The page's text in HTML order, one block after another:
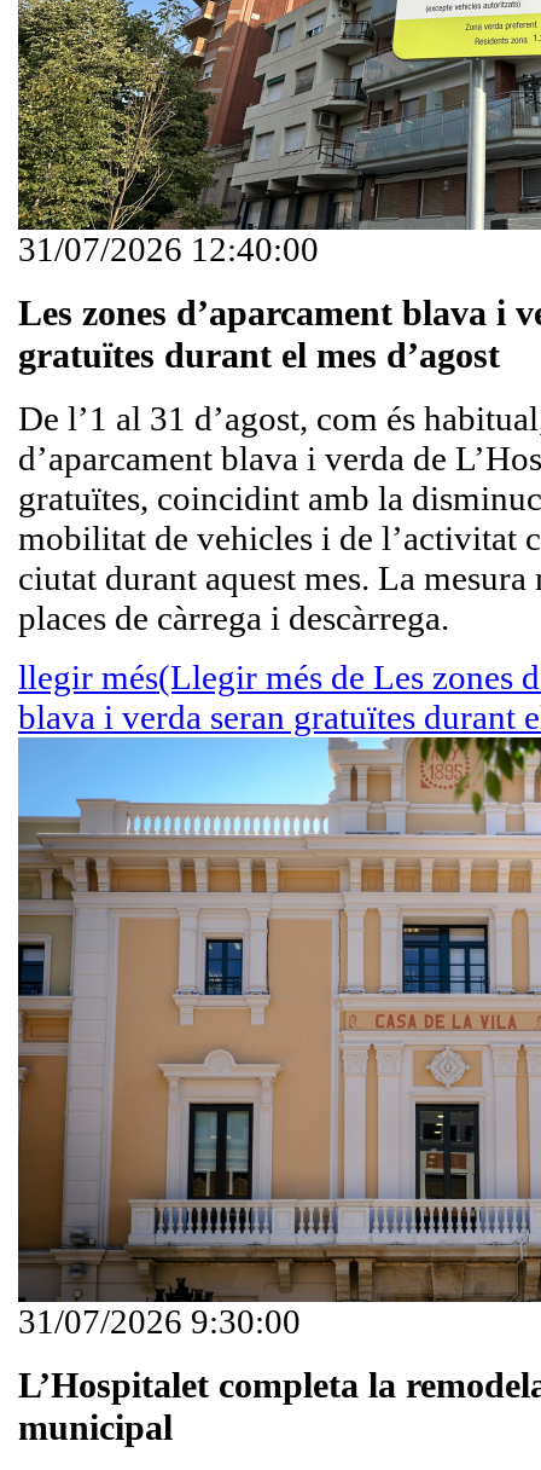
31/07/2026 12:40:00
Les zones d’aparcament blava i
gratuïtes durant el mes d’agost
De l’1 al 31 d’agost, com és
d’aparcament blava i verda de
gratuïtes, coincidint amb la
mobilitat de vehicles i de l’activitat
ciutat durant aquest mes. La mesura
places de càrrega i descàrrega.
llegir més(Llegir més de Les zones
blava i verda seran gratuïtes durant
31/07/2026 9:30:00
L’Hospitalet completa la
municipal